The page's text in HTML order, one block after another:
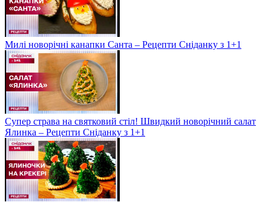
Милі новорічні канапки Санта – Рецепти Сніданку з 1+1
Супер страва на святковий стіл! Швидкий новорічний салат
Ялинка – Рецепти Сніданку з 1+1